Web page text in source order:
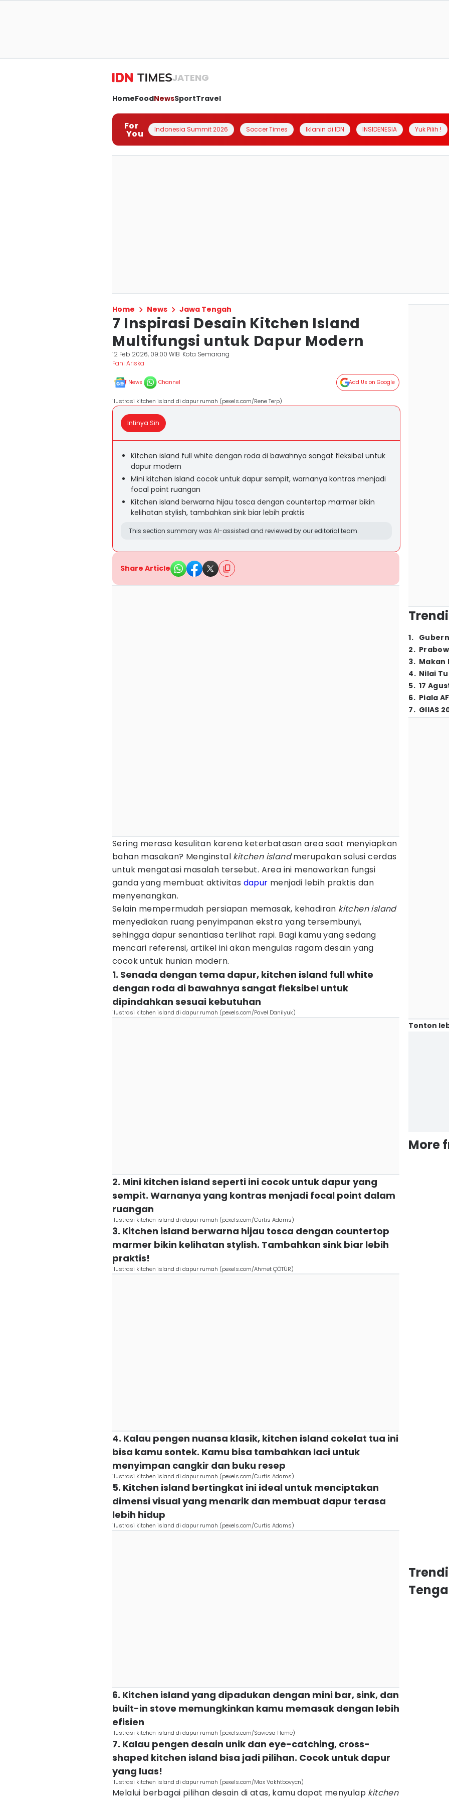
JATENG
HomeFoodNewsSportTravel
For
You Indonesia Summit 2026 Soccer Times Iklanin di IDN INSIDENESIA Yuk Pilih !
Home News Jawa Tengah
7 Inspirasi Desain Kitchen Island
Multifungsi untuk Dapur Modern
12 Feb 2026, 09:00 WIB Kota Semarang
Fani Ariska
News Channel Add Us on Google
ilustrasi kitchen island di dapur rumah (pexels.com/Rene Terp)
Intinya Sih
Kitchen island full white dengan roda di bawahnya sangat fleksibel untuk
dapur modern
Mini kitchen island cocok untuk dapur sempit, warnanya kontras menjadi
focal point ruangan
Kitchen island berwarna hijau tosca dengan countertop marmer bikin
kelihatan stylish, tambahkan sink biar lebih praktis
This section summary was AI-assisted and reviewed by our editorial team.
Share Article
Sering merasa kesulitan karena keterbatasan area saat menyiapkan
bahan masakan? Menginstal kitchen islandmerupakan solusi cerdas
untuk mengatasi masalah tersebut. Area ini menawarkan fungsi
ganda yang membuat aktivitas dapur menjadi lebih praktis dan
menyenangkan.
Selain mempermudah persiapan memasak, kehadiran kitchen island
menyediakan ruang penyimpanan ekstra yang tersembunyi,
sehingga dapur senantiasa terlihat rapi. Bagi kamu yang sedang
mencari referensi, artikel ini akan mengulas ragam desain yang
cocok untuk hunian modern.
1. Senada dengan tema dapur, kitchen island full white
dengan roda di bawahnya sangat fleksibel untuk
dipindahkan sesuai kebutuhan
ilustrasi kitchen island di dapur rumah (pexels.com/Pavel Danilyuk)
2. Mini kitchen island seperti ini cocok untuk dapur yang
sempit. Warnanya yang kontras menjadi focal point dalam
ruangan
ilustrasi kitchen island di dapur rumah (pexels.com/Curtis Adams)
3. Kitchen island berwarna hijau tosca dengan countertop
marmer bikin kelihatan stylish. Tambahkan sink biar lebih
praktis!
ilustrasi kitchen island di dapur rumah (pexels.com/Ahmet ÇÖTÜR)
4. Kalau pengen nuansa klasik, kitchen island cokelat tua ini
bisa kamu sontek. Kamu bisa tambahkan laci untuk
menyimpan cangkir dan buku resep
ilustrasi kitchen island di dapur rumah (pexels.com/Curtis Adams)
5. Kitchen island bertingkat ini ideal untuk menciptakan
dimensi visual yang menarik dan membuat dapur terasa
lebih hidup
ilustrasi kitchen island di dapur rumah (pexels.com/Curtis Adams)
6. Kitchen island yang dipadukan dengan mini bar, sink, dan
built-in stove memungkinkan kamu memasak dengan lebih
efisien
ilustrasi kitchen island di dapur rumah (pexels.com/Saviesa Home)
7. Kalau pengen desain unik dan eye-catching, cross-
shaped kitchen island bisa jadi pilihan. Cocok untuk dapur
yang luas!
ilustrasi kitchen island di dapur rumah (pexels.com/Max Vakhtbovycn)
Melalui berbagai pilihan desain di atas, kamu dapat menyulap kitchen
1.
2.
3. Makan
4. Nilai
5. 17
6. Piala
7. GIIAS
Tonton
More